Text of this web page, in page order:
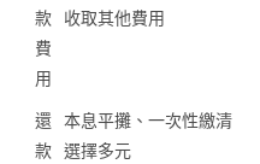
款
費
用
收取其他費用
還
款
本息平攤、一次性繳清
選擇多元